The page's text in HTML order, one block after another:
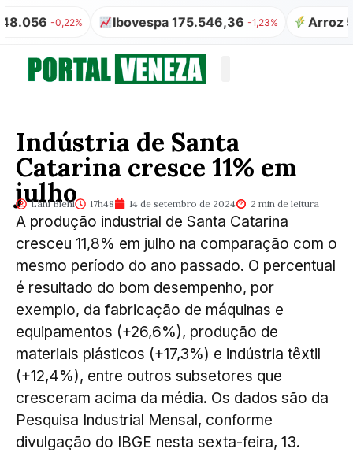
-0,22% Ibovespa 175.546,36 -1,23% Arroz
Indústria de Santa
Catarina cresce 11% em
julho
Lani Biehl 17h48 14 de setembro de 2024 2 min de leitura
A produção industrial de Santa Catarina
cresceu 11,8% em julho na comparação com o
mesmo período do ano passado. O percentual
é resultado do bom desempenho, por
exemplo, da fabricação de máquinas e
equipamentos (+26,6%), produção de
materiais plásticos (+17,3%) e indústria têxtil
(+12,4%), entre outros subsetores que
cresceram acima da média. Os dados são da
Pesquisa Industrial Mensal, conforme
divulgação do IBGE nesta sexta-feira, 13.